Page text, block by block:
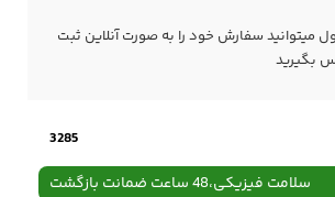
میتوانید سفارش خود را به صورت آنلاین ثبت
بگیرید
3285
سلامت فیزیکی،48 ساعت ضمانت بازگشت